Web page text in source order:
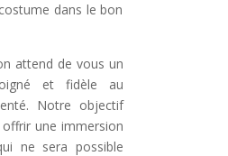
dans le bon
attend de vous un
et fidèle au
Notre objectif
une immersion
ne sera possible